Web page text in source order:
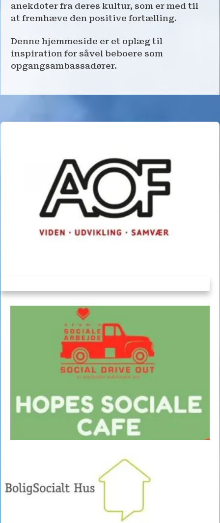
anekdoter fra deres kultur, som er med til
at fremhæve den positive fortælling.
Denne hjemmeside er et oplæg til
inspiration for såvel beboere som
opgangsambassadører.